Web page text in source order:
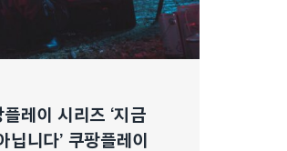
레이 시리즈 ‘지금
닙니다’ 쿠팡플레이